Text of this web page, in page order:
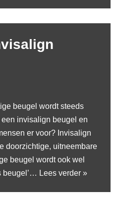
beugel wordt steeds
invisalign beugel en
er voor? Invisalign
doorzichtige, uitneembare
beugel wordt ook wel
beugel’… Lees verder »